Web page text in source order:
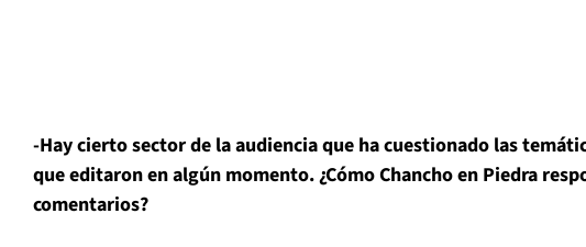
-Hay cierto sector de la audiencia que ha cuestionado las
que editaron en algún momento. ¿Cómo Chancho en Piedra
comentarios?